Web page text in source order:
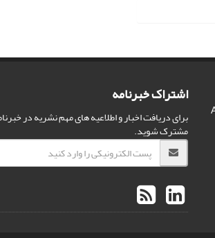
اشتراک خبرنامه
برای دریافت اخبار و اطلاعیه های مهم نشریه در
مشترک شوید.